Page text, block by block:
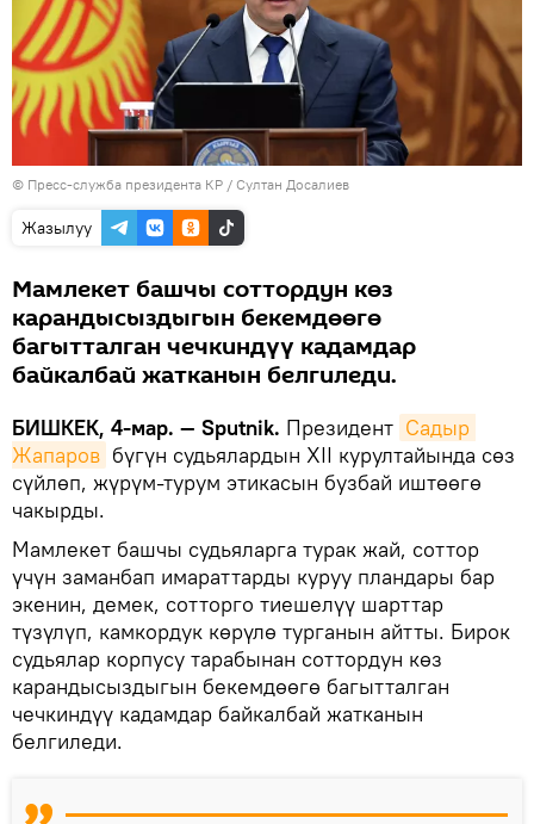
© Пресс-служба президента КР / Султан Досалиев
Жазылуу
Мамлекет башчы соттордун көз
карандысыздыгын бекемдөөгө
багытталган чечкиндүү кадамдар
байкалбай жатканын белгиледи.
БИШКЕК, 4-мар. — Sputnik. Президент Садыр
Жапаров бүгүн судьялардын XII курултайында сөз
сүйлөп, жүрүм-турум этикасын бузбай иштөөгө
чакырды.
Мамлекет башчы судьяларга турак жай, соттор
үчүн заманбап имараттарды куруу пландары бар
экенин, демек, сотторго тиешелүү шарттар
түзүлүп, камкордук көрүлө турганын айтты. Бирок
судьялар корпусу тарабынан соттордун көз
карандысыздыгын бекемдөөгө багытталган
чечкиндүү кадамдар байкалбай жатканын
белгиледи.